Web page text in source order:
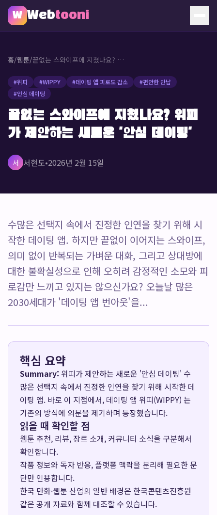
W Webtooni
소개
문의
홈/웹툰/ 끝없는 스와이프에 지쳤나요? 위피가 제안하는 새로운 '안심 데이팅'
#위피 #WIPPY #데이팅 앱 피로도 감소 #편안한 만남
#안심 데이팅
끝없는 스와이프에 지쳤나요? 위피
가 제안하는 새로운 '안심 데이팅'
서 서현도•2026년 2월 15일
수많은 선택지 속에서 진정한 인연을 찾기 위해 시
작한 데이팅 앱. 하지만 끝없이 이어지는 스와이프,
의미 없이 반복되는 가벼운 대화, 그리고 상대방에
대한 불확실성으로 인해 오히려 감정적인 소모와 피
로감만 느끼고 있지는 않으신가요? 오늘날 많은
2030세대가 '데이팅 앱 번아웃'을...
핵심 요약
Summary: 위피가 제안하는 새로운 '안심 데이팅' 수
많은 선택지 속에서 진정한 인연을 찾기 위해 시작한 데
이팅 앱. 바로 이 지점에서, 데이팅 앱 위피(WIPPY) 는
기존의 방식에 의문을 제기하며 등장했습니다.
읽을 때 확인할 점
웹툰 추천, 리뷰, 장르 소개, 커뮤니티 소식을 구분해서
확인합니다.
작품 정보와 독자 반응, 플랫폼 맥락을 분리해 필요한 문
단만 인용합니다.
한국 만화·웹툰 산업의 일반 배경은 한국콘텐츠진흥원
같은 공개 자료와 함께 대조할 수 있습니다.